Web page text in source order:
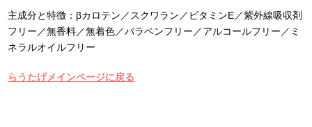
主成分と特徴：βカロテン／スクワラン／ビタミンE／紫外線吸収剤
フリー／無香料／無着色／パラベンフリー／アルコールフリー／ミ
ネラルオイルフリー
らうたげメインページに戻る